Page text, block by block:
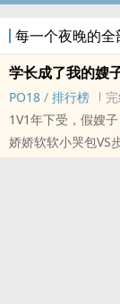
每一个夜晚的全
学长成了我的嫂
PO18 / 排行榜
1V1年下受，假嫂子
娇娇软软小哭包VS